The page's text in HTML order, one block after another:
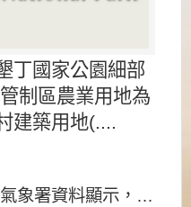
丁國家公園細部
制區農業用地為
建築用地(....
風持續接近臺灣，請密切注意動向及早完成防災應變準備